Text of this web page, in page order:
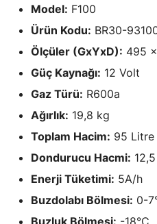
Model: F100
Ürün Kodu: BR30-
Ölçüler (GxYxD): 495
Güç Kaynağı: 12 Volt
Gaz Türü: R600a
Ağırlık: 19,8 kg
Toplam Hacim: 95 Litre
Dondurucu Hacmi:
Enerji Tüketimi: 5A/h
Buzdolabı Bölmesi: 0-
Buzluk Bölmesi: -18°C